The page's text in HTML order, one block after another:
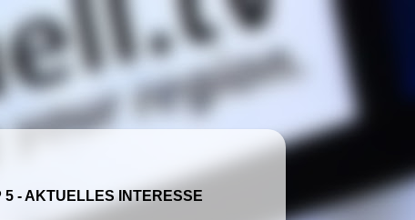
5 - AKTUELLES INTERESSE